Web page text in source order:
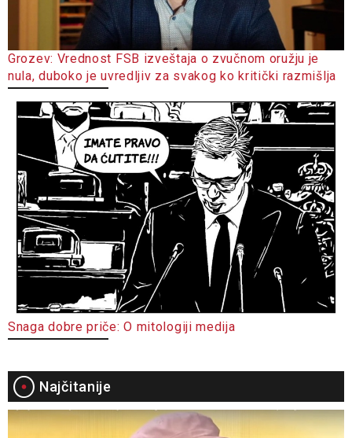
Grozev: Vrednost FSB izveštaja o zvučnom oružju je
nula, duboko je uvredljiv za svakog ko kritički razmišlja
Snaga dobre priče: O mitologiji medija
Najčitanije